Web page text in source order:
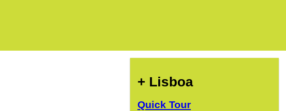
+ Lisboa
Quick Tour